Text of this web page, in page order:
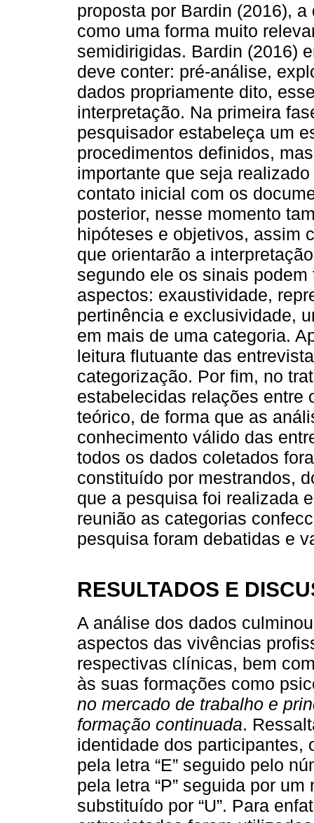
proposta por Bardin (2016),
como uma forma muito
semidirigidas. Bardin (2016)
deve conter: pré-análise,
dados propriamente dito,
interpretação. Na primeira
pesquisador estabeleça um
procedimentos definidos,
importante que seja
contato inicial com os
posterior, nesse momento
hipóteses e objetivos, assim
que orientarão a
segundo ele os sinais
aspectos: exaustividade,
pertinência e exclusividade,
em mais de uma categoria.
leitura flutuante das
categorização. Por fim, no
estabelecidas relações entre
teórico, de forma que as
conhecimento válido das
todos os dados coletados
constituído por mestrandos,
que a pesquisa foi realizada
reunião as categorias
pesquisa foram debatidas e
RESULTADOS E
A análise dos dados
aspectos das vivências
respectivas clínicas, bem
às suas formações como
no mercado de trabalho e
formação continuada.
identidade dos participantes,
pela letra “E” seguido pelo
pela letra “P” seguida por
substituído por “U”. Para